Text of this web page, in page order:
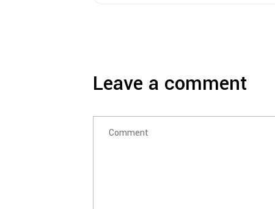
Leave a comment